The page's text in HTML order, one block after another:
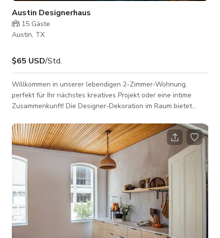
Austin Designerhaus
15 Gäste
Austin, TX
$65 USD/Std.
Willkommen in unserer lebendigen 2-Zimmer-Wohnung,
perfekt für Ihr nächstes kreatives Projekt oder eine intime
Zusammenkunft! Die Designer-Dekoration im Raum bietet
oder Ihr kreatives Projekt. Die Wände sind in einer
wunderschönen Farbpalette gestrichen, die eine warme und
einladende Atmosphäre schafft. Es gibt verschiedene
einzigartige, fotografierbare Orte im Raum. Sie können die
Regenbogen- und Wolkenwand im Hauptschlafzi